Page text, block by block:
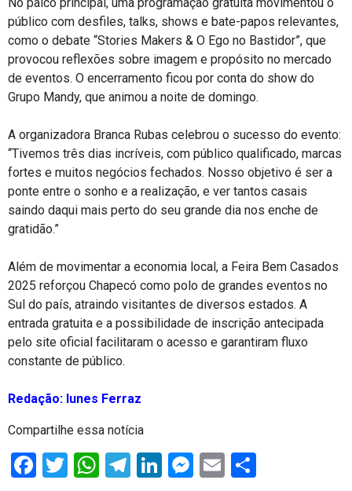
público com desfiles, talks, shows e bate-papos relevantes,
como o debate “Stories Makers & O Ego no Bastidor”, que
provocou reflexões sobre imagem e propósito no mercado
de eventos. O encerramento ficou por conta do show do
Grupo Mandy, que animou a noite de domingo.
A organizadora Branca Rubas celebrou o sucesso do evento:
“Tivemos três dias incríveis, com público qualificado, marcas
fortes e muitos negócios fechados. Nosso objetivo é ser a
ponte entre o sonho e a realização, e ver tantos casais
saindo daqui mais perto do seu grande dia nos enche de
gratidão.”
Além de movimentar a economia local, a Feira Bem Casados
2025 reforçou Chapecó como polo de grandes eventos no
Sul do país, atraindo visitantes de diversos estados. A
entrada gratuita e a possibilidade de inscrição antecipada
pelo site oficial facilitaram o acesso e garantiram fluxo
constante de público.
Redação: Iunes Ferraz
Compartilhe essa notícia
Facebook
Twitter
WhatsApp
Telegram
LinkedIn
Messenger
Email